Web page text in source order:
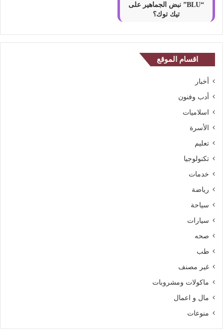
“BLU” نبض الجماهير على
تيك توك؟
اقسام الموقع
أخبار
أدب وفنون
اسلاميات
الأسرة
تعليم
تكنولوجيا
خدمات
رياضة
سياحة
سيارات
صحه
طب
غير مصنف
ماكولات ومشروبات
مال و اعمال
منوعات